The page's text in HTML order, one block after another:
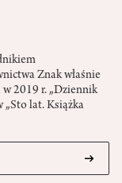
Znak właśnie
w 2019 r. „Dziennik
„Sto lat. Książka